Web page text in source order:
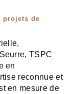
projets de
TSPC
en
reconnue et
en mesure de